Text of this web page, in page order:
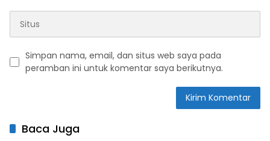
Simpan nama, email, dan situs web saya pada
peramban ini untuk komentar saya berikutnya.
Baca Juga